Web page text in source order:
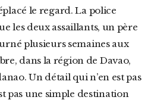
le regard. La police
les deux assaillants, un père
plusieurs semaines aux
dans la région de Davao,
Un détail qui n’en est pas
pas une simple destination